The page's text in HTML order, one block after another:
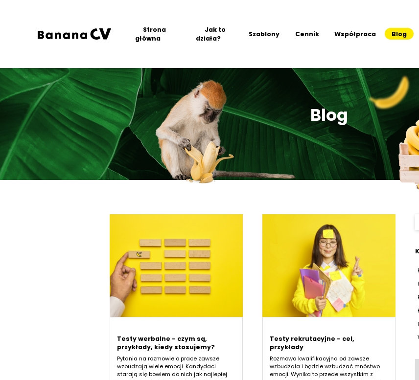
Strona
główna
Jak to
działa?
Szablony Cennik Współpraca Blog
Blog
Testy werbalne - czym są,
przykłady, kiedy stosujemy?
Pytania na rozmowie o prace zawsze
wzbudzają wiele emocji. Kandydaci
starają się bowiem do nich jak najlepiej
Testy rekrutacyjne - cel,
przykłady
Rozmowa kwalifikacyjna od zawsze
wzbudzała i będzie wzbudzać mnóstwo
emocji. Wynika to przede wszystkim z